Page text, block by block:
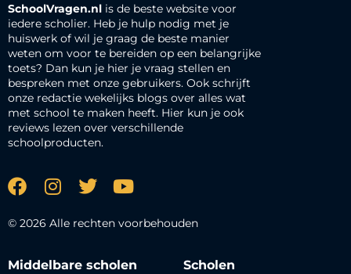
SchoolVragen.nl is de beste website voor
iedere scholier. Heb je hulp nodig met je
huiswerk of wil je graag de beste manier
weten om voor te bereiden op een belangrijke
toets? Dan kun je hier je vraag stellen en
bespreken met onze gebruikers. Ook schrijft
onze redactie wekelijks blogs over alles wat
met school te maken heeft. Hier kun je ook
reviews lezen over verschillende
schoolproducten.
© 2026 Alle rechten voorbehouden
Middelbare scholen Scholen